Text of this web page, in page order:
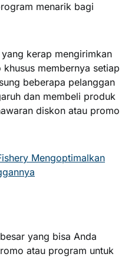
menarik bagi
kerap mengirimkan
membernya setiap
beberapa pelanggan
dan membeli produk
diskon atau promo
Mengoptimalkan
yang bisa Anda
atau program untuk